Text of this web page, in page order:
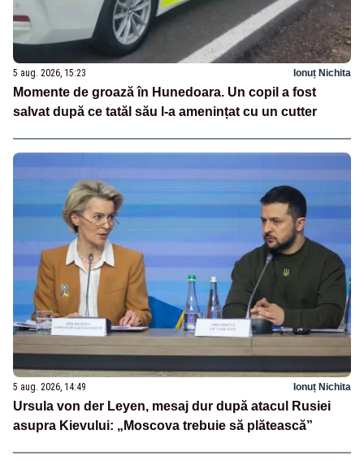
5 aug. 2026, 15:23 Ionuț Nichita
Momente de groază în Hunedoara. Un copil a fost
salvat după ce tatăl său l-a amenințat cu un cutter
5 aug. 2026, 14:49 Ionuț Nichita
Ursula von der Leyen, mesaj dur după atacul Rusiei
asupra Kievului: „Moscova trebuie să plătească”